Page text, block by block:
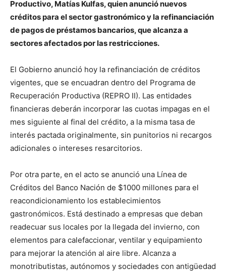
Productivo, Matías Kulfas, quien anunció nuevos
créditos para el sector gastronómico y la refinanciación
de pagos de préstamos bancarios, que alcanza a
sectores afectados por las restricciones.
El Gobierno anunció hoy la refinanciación de créditos
vigentes, que se encuadran dentro del Programa de
Recuperación Productiva (REPRO II). Las entidades
financieras deberán incorporar las cuotas impagas en el
mes siguiente al final del crédito, a la misma tasa de
interés pactada originalmente, sin punitorios ni recargos
adicionales o intereses resarcitorios.
Por otra parte, en el acto se anunció una Línea de
Créditos del Banco Nación de $1000 millones para el
reacondicionamiento los establecimientos
gastronómicos. Está destinado a empresas que deban
readecuar sus locales por la llegada del invierno, con
elementos para calefaccionar, ventilar y equipamiento
para mejorar la atención al aire libre. Alcanza a
monotributistas, autónomos y sociedades con antigüedad